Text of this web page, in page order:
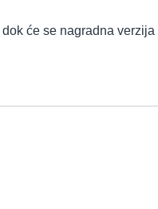
dok će se nagradna verzija